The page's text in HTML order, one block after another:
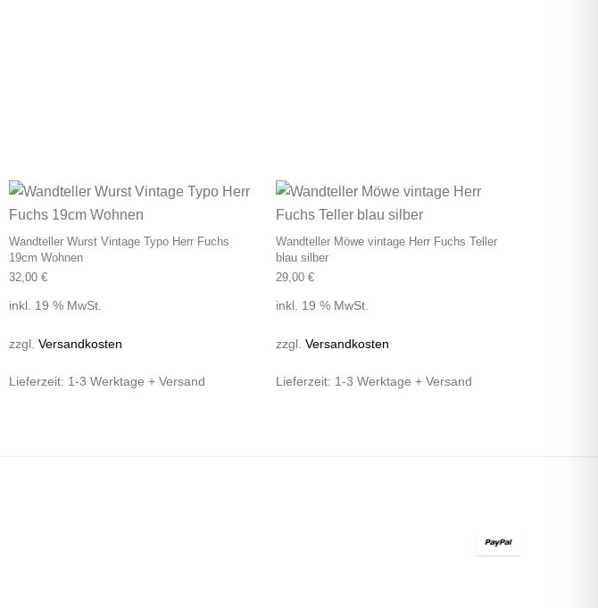
Wandteller Wurst Vintage Typo Herr Fuchs
19cm Wohnen
32,00 €
inkl. 19 % MwSt.
zzgl. Versandkosten
Lieferzeit: 1-3 Werktage + Versand
Wandteller Möwe vintage Herr Fuchs Teller
blau silber
29,00 €
inkl. 19 % MwSt.
zzgl. Versandkosten
Lieferzeit: 1-3 Werktage + Versand